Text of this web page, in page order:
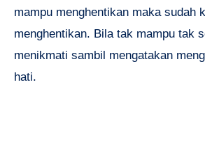
mampu menghentikan maka sudah
menghentikan. Bila tak mampu tak
menikmati sambil mengatakan
hati.